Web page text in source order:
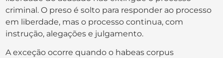
criminal. O preso é solto para responder ao processo
em liberdade, mas o processo continua, com
instrução, alegações e julgamento.
A exceção ocorre quando o habeas corpus